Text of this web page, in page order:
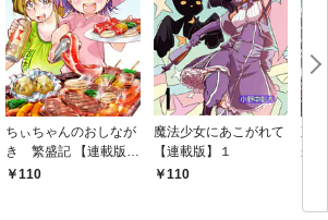
ちぃちゃんのおしなが
き 繁盛記 【連載版】
１110
魔法少女にあこがれて
【連載版】１
110
東
か
な